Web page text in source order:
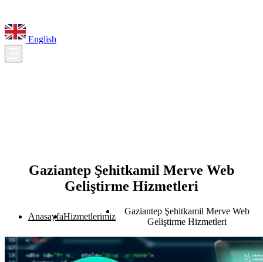
English
Gaziantep Şehitkamil Merve Web
Geliştirme Hizmetleri
AnasayfaHizmetlerimiz
Gaziantep Şehitkamil Merve Web
Geliştirme Hizmetleri